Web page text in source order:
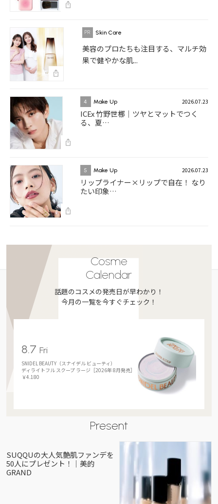
Skin Care
美容のプロたちも注目する、マルチ効
果で健やかな肌...
4 Make Up 2026.07.23
ICEx 竹野世梛｜ツヤとマットでつく
る、夏…
5 Make Up 2026.07.23
リップライナー×リップで自在！ なり
たい印象…
Cosme
Calendar
話題のコスメの発売日が早わかり！
今月の一覧を今すぐチェック！
8.7Fri
SNIDEL BEAUTY（スナイデル ビューティ）
ディライトフル スクープ ラージ［2026年 8月発売］
￥4.180
Present
SUQQUの大人気艶肌ファンデを
50人にプレゼント！｜美的
GRAND